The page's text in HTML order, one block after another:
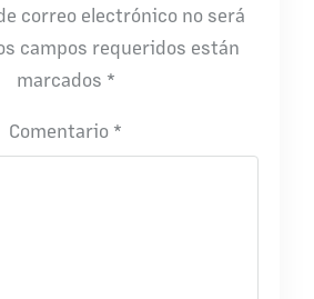
correo electrónico no será
campos requeridos están
marcados *
Comentario *